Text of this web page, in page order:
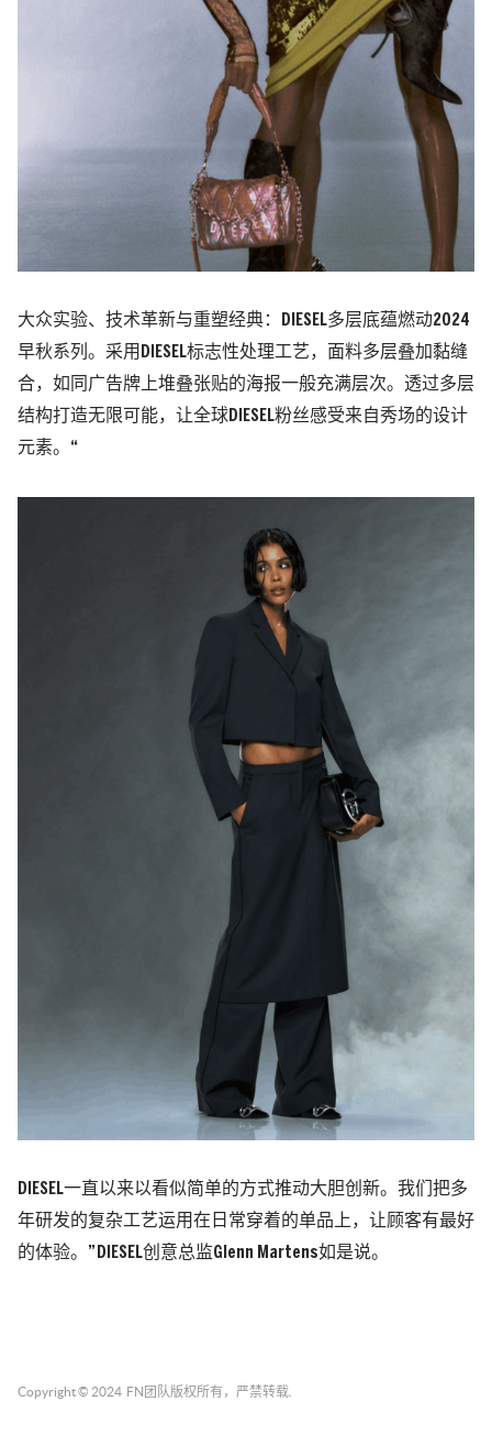
大众实验、技术革新与重塑经典：DIESEL多层底蕴燃动2024
早秋系列。采用DIESEL标志性处理工艺，面料多层叠加黏缝
合，如同广告牌上堆叠张贴的海报一般充满层次。透过多层
结构打造无限可能，让全球DIESEL粉丝感受来自秀场的设计
元素。“
DIESEL一直以来以看似简单的方式推动大胆创新。我们把多
年研发的复杂工艺运用在日常穿着的单品上，让顾客有最好
的体验。” DIESEL创意总监Glenn Martens如是说。
Copyright © 2024 FN团队 版权所有，严禁转载.